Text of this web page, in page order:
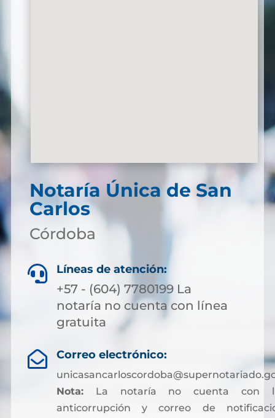
Notaría Única de San
Carlos
Córdoba
 Líneas de atención:
+57 - (604) 7780199 La
notaría no cuenta con línea
gratuita
 Correo electrónico:
Nota:La notaría no cuenta con
anticorrupción y correo de